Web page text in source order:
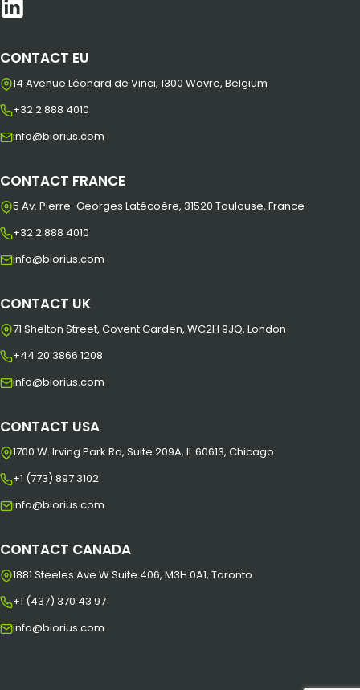
CONTACT EU
14 Avenue Léonard de Vinci, 1300 Wavre, Belgium
+32 2 888 4010
info@biorius.com
CONTACT FRANCE
5 Av. Pierre-Georges Latécoère, 31520 Toulouse, France
+32 2 888 4010
info@biorius.com
CONTACT UK
71 Shelton Street, Covent Garden, WC2H 9JQ, London
+44 20 3866 1208
info@biorius.com
CONTACT USA
1700 W. Irving Park Rd, Suite 209A, IL 60613, Chicago
+1 (773) 897 3102
info@biorius.com
CONTACT CANADA
1881 Steeles Ave W Suite 406, M3H 0A1, Toronto
+1 (437) 370 43 97
info@biorius.com